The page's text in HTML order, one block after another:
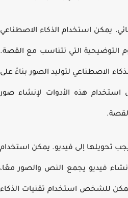
يمكن استخدام الذكاء الاصطناعي
التي تتناسب مع القصة.
الاصطناعي لتوليد الصور بناءً على
هذه الأدوات لإنشاء صور
تحويلها إلى فيديو. يمكن استخدام
فيديو يجمع النص والصور معًا،
للشخص استخدام تقنيات الذكاء